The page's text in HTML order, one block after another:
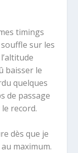
timings
sur les
baisser le
quelques
de passage
record.
dès que je
maximum.